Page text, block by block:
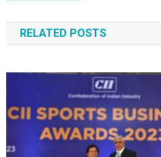
RELATED POSTS